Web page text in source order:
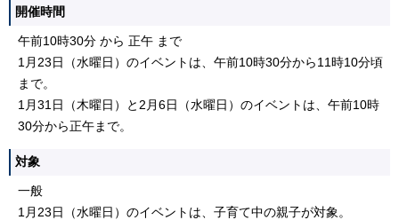
開催時間
午前10時30分 から 正午 まで
1月23日（水曜日）のイベントは、午前10時30分から11時10分頃
まで。
1月31日（木曜日）と2月6日（水曜日）のイベントは、午前10時
30分から正午まで。
対象
一般
1月23日（水曜日）のイベントは、子育て中の親子が対象。